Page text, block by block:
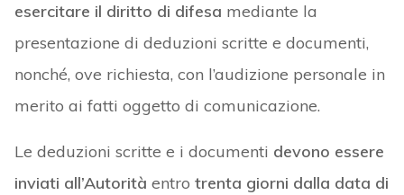
esercitare il diritto di difesa mediante la
presentazione di deduzioni scritte e documenti,
nonché, ove richiesta, con l’audizione personale in
merito ai fatti oggetto di comunicazione.
Le deduzioni scritte e i documenti devono essere
inviati all’Autorità entro trenta giorni dalla data di